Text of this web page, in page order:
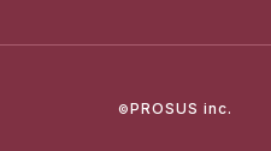
©PROSUS inc.